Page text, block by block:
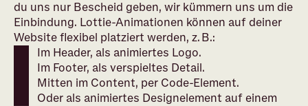
du uns nur Bescheid geben, wir kümmern uns um die
Einbindung. Lottie-Animationen können auf deiner
Website flexibel platziert werden, z. B.:
Im Header, als animiertes Logo.
Im Footer, als verspieltes Detail.
Mitten im Content, per Code-Element.
Oder als animiertes Designelement auf einem